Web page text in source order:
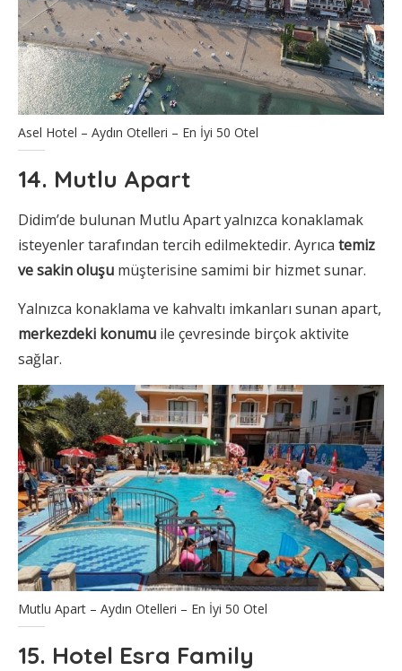
Asel Hotel – Aydın Otelleri – En İyi 50 Otel
14. Mutlu Apart
Didim’de bulunan Mutlu Apart yalnızca konaklamak
isteyenler tarafından tercih edilmektedir. Ayrıca temiz
ve sakin oluşu müşterisine samimi bir hizmet sunar.
Yalnızca konaklama ve kahvaltı imkanları sunan apart,
merkezdeki konumu ile çevresinde birçok aktivite
sağlar.
Mutlu Apart – Aydın Otelleri – En İyi 50 Otel
15. Hotel Esra Family